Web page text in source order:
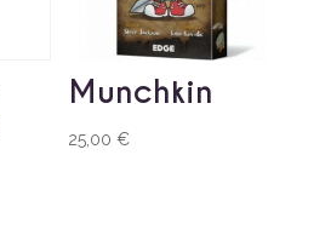
Munchkin
25,00€